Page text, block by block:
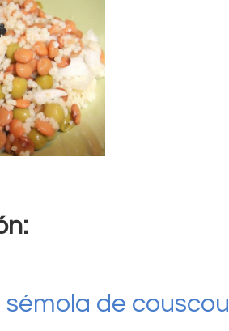
sémola de